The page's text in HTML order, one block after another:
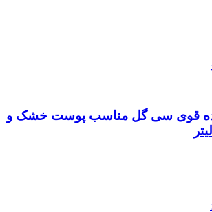
قوی سی گل مناسب پوست خشک و